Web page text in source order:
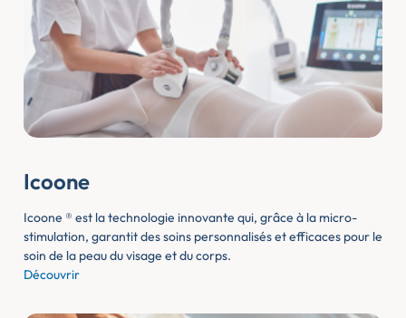
Icoone
Icoone ® est la technologie innovante qui, grâce à la micro-
stimulation, garantit des soins personnalisés et efficaces pour le
soin de la peau du visage et du corps.
Découvrir